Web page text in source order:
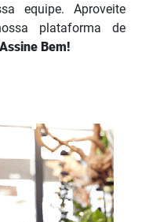
equipe. Aproveite
plataforma de
Assine Bem!